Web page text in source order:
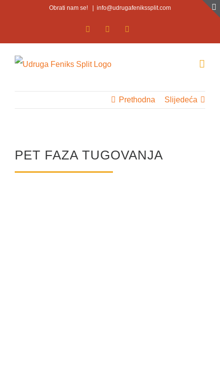
content
Obrati nam se! info@udrugafenikssplit.com
FacebookFacebook
Prethodna Slijedeća
PET FAZA TUGOVANJA